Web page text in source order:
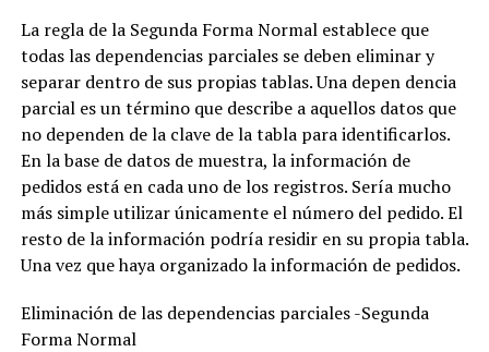
La regla de la Segunda Forma Normal establece que
todas las dependencias parciales se deben eliminar y
separar dentro de sus propias tablas. Una depen dencia
parcial es un término que describe a aquellos datos que
no dependen de la clave de la tabla para identificarlos.
En la base de datos de muestra, la información de
pedidos está en cada uno de los registros. Sería mucho
más simple utilizar únicamente el número del pedido. El
resto de la información podría residir en su propia tabla.
Una vez que haya organizado la información de pedidos.
Eliminación de las dependencias parciales -Segunda
Forma Normal